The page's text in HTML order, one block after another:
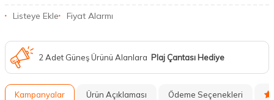
Listeye Ekle Fiyat Alarmı
2 Adet Güneş Ürünü Alanlara Plaj Çantası Hediye
Kampanyalar Ürün Açıklaması Ödeme Seçenekleri